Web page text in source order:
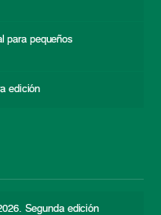
para pequeños
edición
Segunda edición